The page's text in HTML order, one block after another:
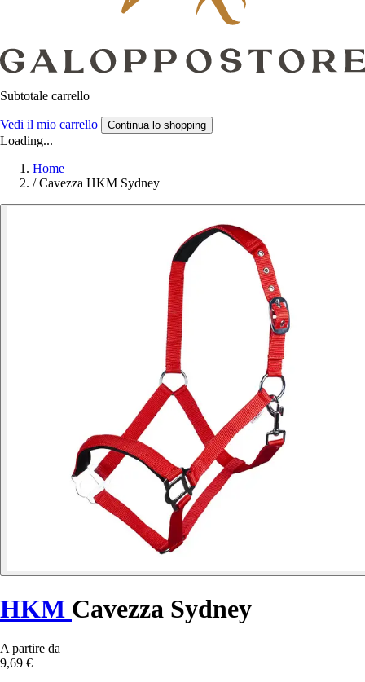
Subtotale carrello
Vedi il mio carrello Continua lo shopping
Loading...
Home
/ Cavezza HKM Sydney
HKM Cavezza Sydney
A partire da
9,69 €